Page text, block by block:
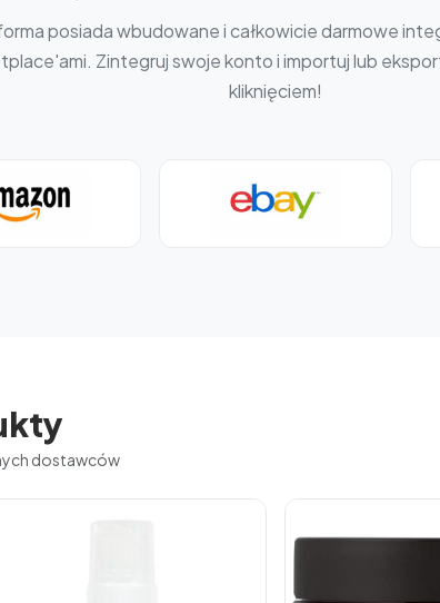
posiada wbudowane i całkowicie darmowe
Zintegruj swoje konto i importuj lub
kliknięciem!
dostawców